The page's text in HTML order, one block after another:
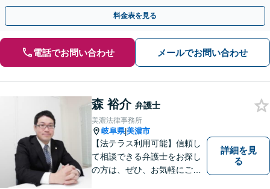
全域対応】
料金表を見る
電話でお問い合わせ メールでお問い合わせ
森 裕介 弁護士
美濃法律事務所
岐阜県|美濃市
【法テラス利用可能】信頼し
て相談できる弁護士をお探し
の方は、ぜひ、お気軽にご連
詳細を見
る